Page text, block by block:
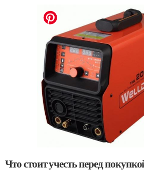
Что стоит учесть перед